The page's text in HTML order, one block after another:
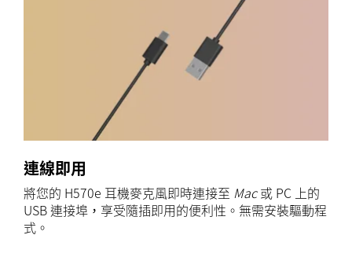
連線即用
將您的 H570e 耳機麥克風即時連接至 Mac或 PC 上的
USB 連接埠，享受隨插即用的便利性。無需安裝驅動程
式。